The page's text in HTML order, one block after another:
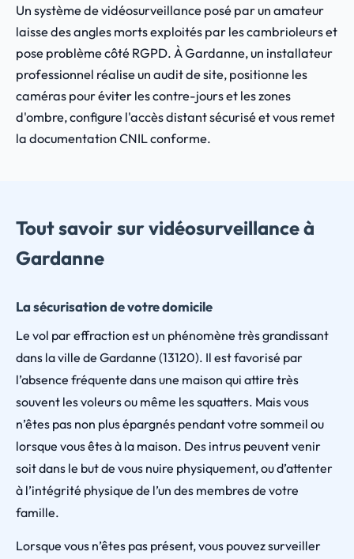
Un système de vidéosurveillance posé par un amateur
laisse des angles morts exploités par les cambrioleurs et
pose problème côté RGPD. À Gardanne, un installateur
professionnel réalise un audit de site, positionne les
caméras pour éviter les contre-jours et les zones
d'ombre, configure l'accès distant sécurisé et vous remet
la documentation CNIL conforme.
Tout savoir sur vidéosurveillance à
Gardanne
La sécurisation de votre domicile
Le vol par effraction est un phénomène très grandissant
dans la ville de Gardanne (13120). Il est favorisé par
l’absence fréquente dans une maison qui attire très
souvent les voleurs ou même les squatters. Mais vous
n’êtes pas non plus épargnés pendant votre sommeil ou
lorsque vous êtes à la maison. Des intrus peuvent venir
soit dans le but de vous nuire physiquement, ou d’attenter
à l’intégrité physique de l’un des membres de votre
famille.
Lorsque vous n’êtes pas présent, vous pouvez surveiller